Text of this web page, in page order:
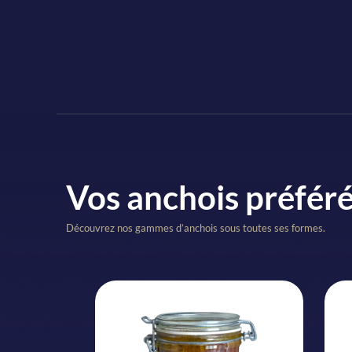
Vos anchois
Découvrez nos gammes d’anchois sous toutes ses formes.